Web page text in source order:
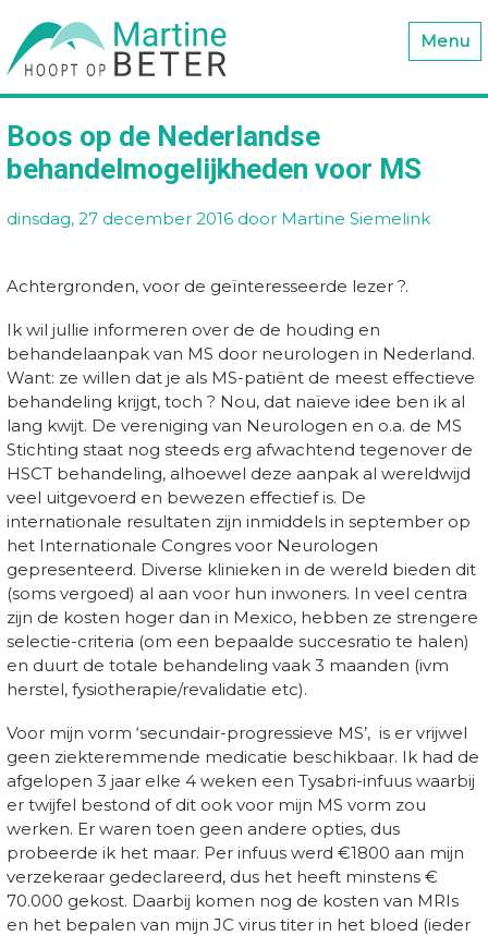
Menu
Boos op de Nederlandse
behandelmogelijkheden voor MS
dinsdag, 27 december 2016 door Martine Siemelink
Achtergronden, voor de geïnteresseerde lezer ?.
Ik wil jullie informeren over de de houding en
behandelaanpak van MS door neurologen in Nederland.
Want: ze willen dat je als MS-patiënt de meest effectieve
behandeling krijgt, toch ? Nou, dat naïeve idee ben ik al
lang kwijt. De vereniging van Neurologen en o.a. de MS
Stichting staat nog steeds erg afwachtend tegenover de
HSCT behandeling, alhoewel deze aanpak al wereldwijd
veel uitgevoerd en bewezen effectief is. De
internationale resultaten zijn inmiddels in september op
het Internationale Congres voor Neurologen
gepresenteerd. Diverse klinieken in de wereld bieden dit
(soms vergoed) al aan voor hun inwoners. In veel centra
zijn de kosten hoger dan in Mexico, hebben ze strengere
selectie-criteria (om een bepaalde succesratio te halen)
en duurt de totale behandeling vaak 3 maanden (ivm
herstel, fysiotherapie/revalidatie etc).
Voor mijn vorm ‘secundair-progressieve MS’, is er vrijwel
geen ziekteremmende medicatie beschikbaar. Ik had de
afgelopen 3 jaar elke 4 weken een Tysabri-infuus waarbij
er twijfel bestond of dit ook voor mijn MS vorm zou
werken. Er waren toen geen andere opties, dus
probeerde ik het maar. Per infuus werd €1800 aan mijn
verzekeraar gedeclareerd, dus het heeft minstens €
70.000 gekost. Daarbij komen nog de kosten van MRIs
en het bepalen van mijn JC virus titer in het bloed (ieder